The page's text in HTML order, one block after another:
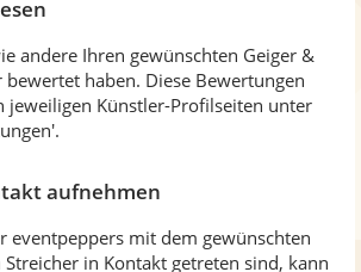
andere Ihren gewünschten Geiger &
bewertet haben. Diese Bewertungen
jeweiligen Künstler-Profilseiten unter
aufnehmen
eventpeppers mit dem gewünschten
Streicher in Kontakt getreten sind, kann